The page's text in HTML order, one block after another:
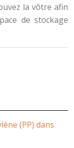
la vôtre afin
de stockage
(PP) dans